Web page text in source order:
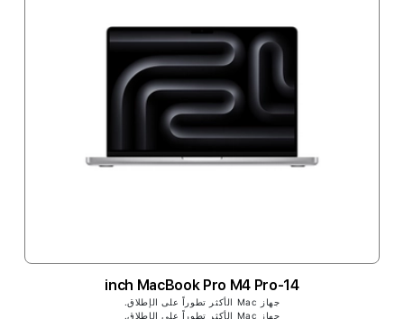
14-inch MacBook Pro M4 Pro
جهاز Mac الأكثر تطوراً على الإطلاق.
جهاز Mac الأكثر تطوراً على الإطلاق.